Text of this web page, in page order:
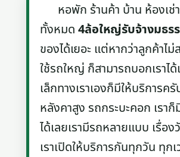
หอพัก ร้านค้า บ้าน ห้องเช่า
ทั้งหมด4ล้อใหญ่รับจ้างมธร
ของได้เยอะ แต่หากว่าลูกค้าไม่
ใช้รถใหญ่ ก็สามารถบอกเราได้
เล็กทางเราเองก็มีให้บริการค
หลังคาสูง รถกระบะคอก เรา
ได้เลยเรามีรถหลายแบบ เรื่อ
เราเปิดให้บริการกันทุกวัน ทุกเ